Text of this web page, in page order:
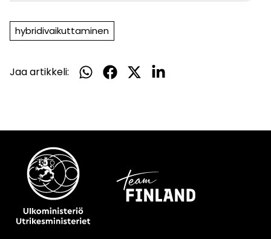
hybridivaikuttaminen
Jaa artikkeli:
Jaa
Jaa
Jaa
Jaa